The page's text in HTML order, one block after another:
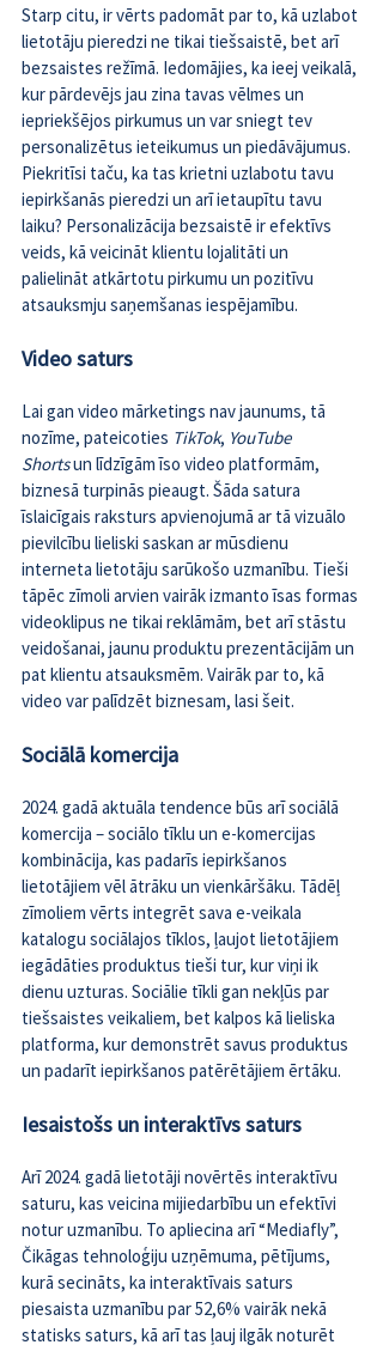
Starp citu, ir vērts padomāt par to, kā uzlabot
lietotāju pieredzi ne tikai tiešsaistē, bet arī
bezsaistes režīmā. Iedomājies, ka ieej veikalā,
kur pārdevējs jau zina tavas vēlmes un
iepriekšējos pirkumus un var sniegt tev
personalizētus ieteikumus un piedāvājumus.
Piekritīsi taču, ka tas krietni uzlabotu tavu
iepirkšanās pieredzi un arī ietaupītu tavu
laiku? Personalizācija bezsaistē ir efektīvs
veids, kā veicināt klientu lojalitāti un
palielināt atkārtotu pirkumu un pozitīvu
atsauksmju saņemšanas iespējamību.
Video saturs
Lai gan video mārketings nav jaunums, tā
nozīme, pateicoties TikTok, YouTube
Shorts un līdzīgām īso video platformām,
biznesā turpinās pieaugt. Šāda satura
īslaicīgais raksturs apvienojumā ar tā vizuālo
pievilcību lieliski saskan ar mūsdienu
interneta lietotāju sarūkošo uzmanību. Tieši
tāpēc zīmoli arvien vairāk izmanto īsas formas
videoklipus ne tikai reklāmām, bet arī stāstu
veidošanai, jaunu produktu prezentācijām un
pat klientu atsauksmēm. Vairāk par to, kā
video var palīdzēt biznesam, lasi šeit.
Sociālā komercija
2024. gadā aktuāla tendence būs arī sociālā
komercija – sociālo tīklu un e-komercijas
kombinācija, kas padarīs iepirkšanos
lietotājiem vēl ātrāku un vienkāršāku. Tādēļ
zīmoliem vērts integrēt sava e-veikala
katalogu sociālajos tīklos, ļaujot lietotājiem
iegādāties produktus tieši tur, kur viņi ik
dienu uzturas. Sociālie tīkli gan nekļūs par
tiešsaistes veikaliem, bet kalpos kā lieliska
platforma, kur demonstrēt savus produktus
un padarīt iepirkšanos patērētājiem ērtāku.
Iesaistošs un interaktīvs saturs
Arī 2024. gadā lietotāji novērtēs interaktīvu
saturu, kas veicina mijiedarbību un efektīvi
notur uzmanību. To apliecina arī “Mediafly”,
Čikāgas tehnoloģiju uzņēmuma, pētījums,
kurā secināts, ka interaktīvais saturs
piesaista uzmanību par 52,6% vairāk nekā
statisks saturs, kā arī tas ļauj ilgāk noturēt